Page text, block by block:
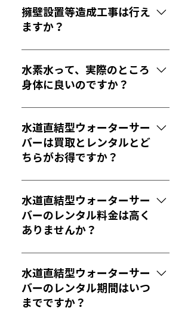
円の地盤保証を取り扱っておりま
す。 詳しくはお問い合わせくださ
擁壁設置等造成工事は行え
ますか？
造成前地盤の調査及び造成及び擁
壁の設置工事等を行ってます。
水素水って、実際のところ
身体に良いのですか？
身体への効果は体質にもより、個
人差はあります。 お客様からは便
通の改善や美容への導入によるプ
ラスの効果があったとのお声もい
は溶存水素計でしっかりと計測し
ています。
水道直結型ウォーターサー
バーは買取とレンタルとど
ちらがお得ですか？
レンタルの方がお得です。 当初買
取のお客様もいらっしゃいました
が、ほとんどのお客様がレンタル
をご選択されています。 設置か
ィルター交換やメンテナンスまで
を一貫して対応しますので、衛生
的でサーバーの故障もほとんど起
こらず安心です。
水道直結型ウォーターサー
バーのレンタル料金は高く
ありませんか？
市販のミネラルウォーターや水素
水を購入することを考えれば、水
道直結で量を気にすることなく贅
沢に水素水を利用できます。購入
水道直結型ウォーターサー
バーのレンタル期間はいつ
までですか？